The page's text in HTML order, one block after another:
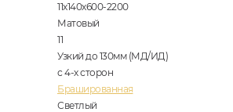
11х140х600-2200
Матовый
11
Узкий до 130мм (МД/ИД)
с 4-х сторон
Брашированная
Светлый